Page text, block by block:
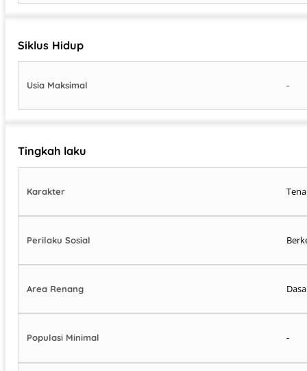
Siklus Hidup
Usia Maksimal -
Tingkah laku
Karakter
Perilaku Sosial
Area Renang
Populasi Minimal -